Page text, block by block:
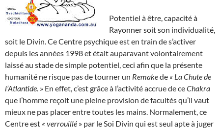
Potentiel à être, capacité à
Rayonner soit son individualité,
soit le Divin. Ce Centre psychique est en train de s’activer
depuis les années 1998 et était auparavant volontairement
laissé au stade de simple potentiel, ceci afin que la présente
humanité ne risque pas de tourner un Remakede « La Chute de
l’Atlantide. » En effet, c’est grâce à l’activité accrue de ceChakra
que l’homme reçoit une pleine provision de facultés qu’il vaut
mieux ne pas placer entre toutes les mains. Normalement, ce
Centre est « verrouillé » par le Soi Divin qui est seul apte à juger